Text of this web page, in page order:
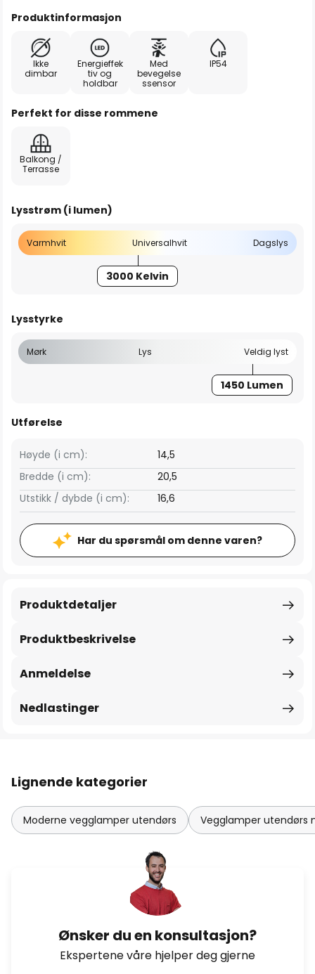
Produktinformasjon
Ikke
dimbar
Energieffek
tiv og
holdbar
Med
bevegelse
ssensor
IP54
Perfekt for disse rommene
Balkong /
Terrasse
Lysstrøm (i lumen)
Varmhvit Universalhvit Dagslys
3000 Kelvin
Lysstyrke
Mørk Lys Veldig lyst
1450 Lumen
Utførelse
Bredde (i cm): 20,5
Høyde (i cm): 14,5
Utstikk / dybde (i cm): 16,6
Har du spørsmål om denne varen?
Produktbeskrivelse
Produktdetaljer
Anmeldelse
Nedlastinger
Lignende kategorier
Moderne vegglamper utendørs Vegglamper utendørs
Ønsker du en konsultasjon?
Ekspertene våre hjelper deg gjerne